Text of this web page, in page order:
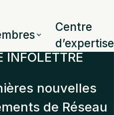
Centre
d’expertise
INFOLETTRE
nouvelles
de Réseau